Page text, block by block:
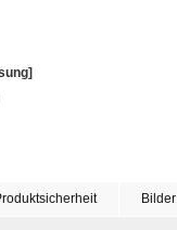
Bilder